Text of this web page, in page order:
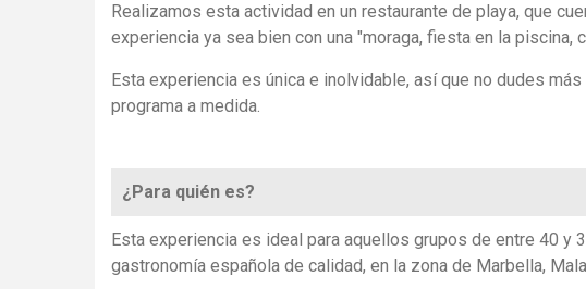
Realizamos esta actividad en un restaurante de playa, que
experiencia ya sea bien con una "moraga, fiesta en la piscina,
Esta experiencia es única e inolvidable, así que no dudes
programa a medida.
¿Para quién es?
Esta experiencia es ideal para aquellos grupos de entre 40
gastronomía española de calidad, en la zona de Marbella,